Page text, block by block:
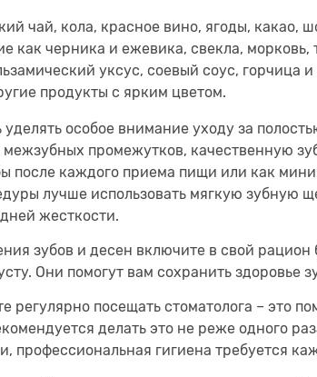
чай, кола, красное вино, ягоды, какао,
как черника и ежевика, свекла, морковь,
уксус, соевый соус, горчица
продукты с ярким цветом.
уделять особое внимание уходу за
промежутков, качественную
после каждого приема пищи или как
лучше использовать мягкую зубную
жесткости.
зубов и десен включите в свой
Они помогут вам сохранить здоровье
регулярно посещать стоматолога – это
делать это не реже одного
профессиональная гигиена требуется